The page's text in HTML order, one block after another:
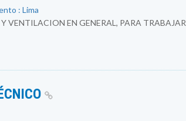
: Lima
EN GENERAL, PARA